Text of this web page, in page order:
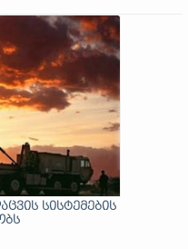
სისტემების